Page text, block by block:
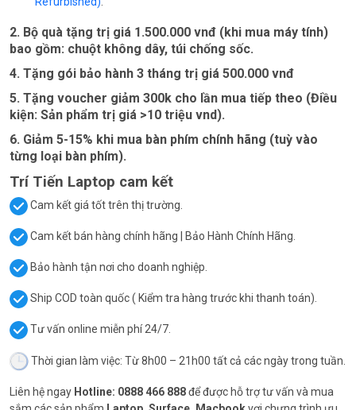
2. Bộ quà tặng trị giá 1.500.000 vnđ (khi mua máy tính)
bao gồm: chuột không dây, túi chống sốc.
4. Tặng gói bảo hành 3 tháng trị giá 500.000 vnđ
5. Tặng voucher giảm 300k cho lần mua tiếp theo (Điều
kiện: Sản phẩm trị giá >10 triệu vnd).
6. Giảm 5-15% khi mua bàn phím chính hãng (tuỳ vào
từng loại bàn phím).
Trí Tiến Laptop cam kết
Cam kết giá tốt trên thị trường.
Cam kết bán hàng chính hãng | Bảo Hành Chính Hãng.
Bảo hành tận nơi cho doanh nghiệp.
Ship COD toàn quốc ( Kiểm tra hàng trước khi thanh toán).
Tư vấn online miễn phí 24/7.
Thời gian làm việc: Từ 8h00 – 21h00 tất cả các ngày trong tuần.
Liên hệ ngay Hotline: 0888 466 888để được hỗ trợ tư vấn và mua